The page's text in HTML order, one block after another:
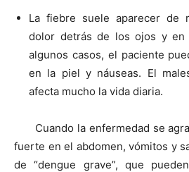
La fiebre suele aparecer de
dolor detrás de los ojos y en
algunos casos, el paciente
en la piel y náuseas. El
afecta mucho la vida diaria.
Cuando la enfermedad se
fuerte en el abdomen, vómitos y
de “dengue grave”, que